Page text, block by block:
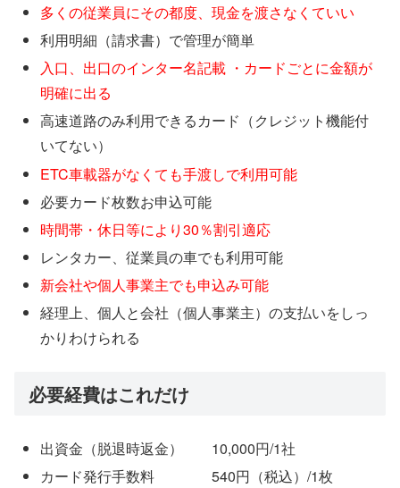
多くの従業員にその都度、現金を渡さなくていい
利用明細（請求書）で管理が簡単
入口、出口のインター名記載 ・カードごとに金額が
明確に出る
高速道路のみ利用できるカード（クレジット機能付
いてない）
ETC車載器がなくても手渡しで利用可能
必要カード枚数お申込可能
時間帯・休日等により30％割引適応
レンタカー、従業員の車でも利用可能
新会社や個人事業主でも申込み可能
経理上、個人と会社（個人事業主）の支払いをしっ
かりわけられる
必要経費はこれだけ
出資金（脱退時返金） 10,000円/1社
カード発行手数料540円（税込）/1枚